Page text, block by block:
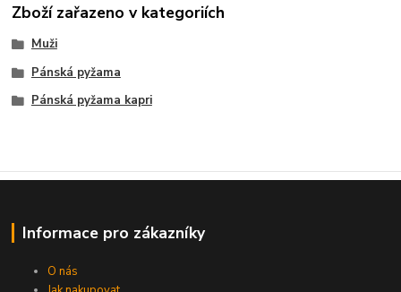
Zboží zařazeno v kategoriích
Muži
Pánská pyžama
Pánská pyžama kapri
Informace pro zákazníky
O nás